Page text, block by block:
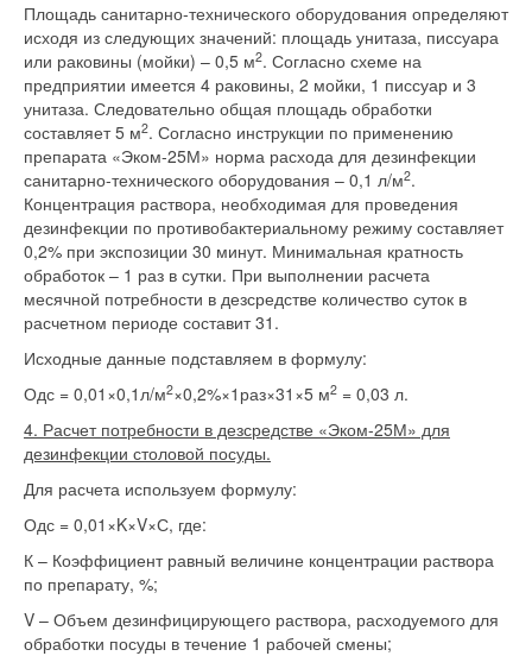
Площадь санитарно-технического оборудования определяют
исходя из следующих значений: площадь унитаза, писсуара
или раковины (мойки) – 0,5 м2. Согласно схеме на
предприятии имеется 4 раковины, 2 мойки, 1 писсуар и 3
унитаза. Следовательно общая площадь обработки
составляет 5 м2. Согласно инструкции по применению
препарата «Эком-25М» норма расхода для дезинфекции
санитарно-технического оборудования – 0,1 л/м2.
Концентрация раствора, необходимая для проведения
дезинфекции по противобактериальному режиму составляет
0,2% при экспозиции 30 минут. Минимальная кратность
обработок – 1 раз в сутки. При выполнении расчета
месячной потребности в дезсредстве количество суток в
расчетном периоде составит 31.
Исходные данные подставляем в формулу:
Одс = 0,01×0,1л/м2×0,2%×1раз×31×5 м2 = 0,03 л.
4. Расчет потребности в дезсредстве «Эком-25М» для
дезинфекции столовой посуды.
Для расчета используем формулу:
Одс = 0,01×K×V×С, где:
К – Коэффициент равный величине концентрации раствора
по препарату, %;
V – Объем дезинфицирующего раствора, расходуемого для
обработки посуды в течение 1 рабочей смены;